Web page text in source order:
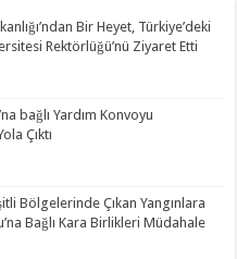
Bir Heyet, Türkiye’deki
Rektörlüğü’nü Ziyaret Etti
bağlı Yardım Konvoyu
Çıktı
Bölgelerinde Çıkan Yangınlara
Bağlı Kara Birlikleri Müdahale